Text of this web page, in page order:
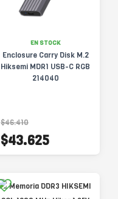
EN STOCK
Enclosure Carry Disk M.2
Hiksemi MDR1 USB-C RGB
214040
$46.410
$43.625